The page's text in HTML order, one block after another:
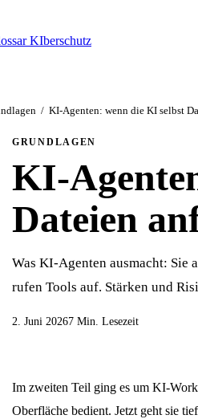
KIberschutz
/ KI-Agenten: wenn die KI selbst
GRUNDLAGEN
KI-
Dateien
Was KI-Agenten ausmacht: Sie
rufen Tools auf. Stärken und
2. Juni 20267 Min. Lesezeit
Im zweiten Teil ging es um KI-
Oberfläche bedient. Jetzt geht sie